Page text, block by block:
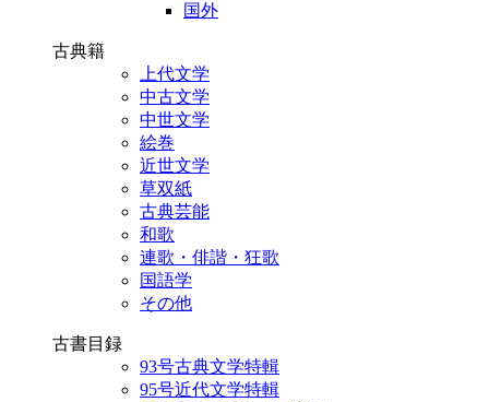
国外
古典籍
上代文学
中古文学
中世文学
絵巻
近世文学
草双紙
古典芸能
和歌
連歌・俳諧・狂歌
国語学
その他
古書目録
93号古典文学特輯
95号近代文学特輯